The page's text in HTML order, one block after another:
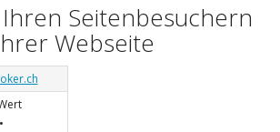
Ihren Seitenbesuchern
Webseite